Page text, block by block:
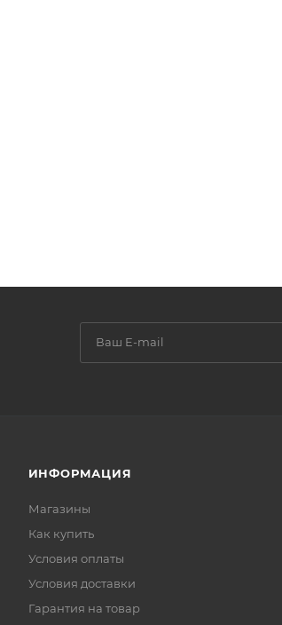
ИНФОРМАЦИЯ
Магазины
Как купить
Условия оплаты
Условия доставки
Гарантия на товар